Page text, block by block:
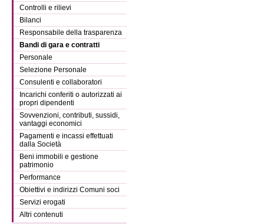
Controlli e rilievi
Bilanci
Responsabile della trasparenza
Bandi di gara e contratti
Personale
Selezione Personale
Consulenti e collaboratori
Incarichi conferiti o autorizzati ai
propri dipendenti
Sovvenzioni, contributi, sussidi,
vantaggi economici
Pagamenti e incassi effettuati
dalla Società
Beni immobili e gestione
patrimonio
Performance
Obiettivi e indirizzi Comuni soci
Servizi erogati
Altri contenuti